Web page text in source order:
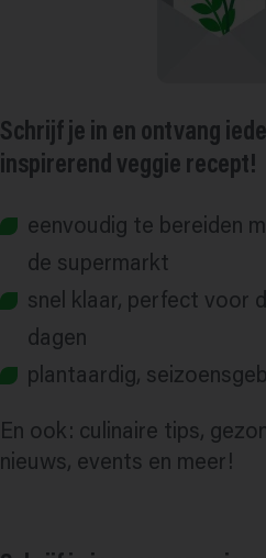
Schrijf je in en ontvang
inspirerend veggie recept!
eenvoudig te bereiden
de supermarkt
snel klaar, perfect voor
dagen
plantaardig,
En ook: culinaire tips,
nieuws, events en meer!